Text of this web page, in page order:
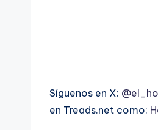
Síguenos en X:
en Treads.net como: